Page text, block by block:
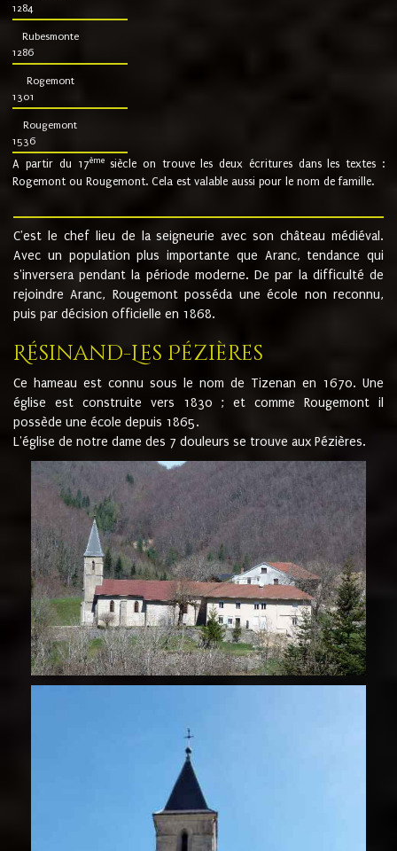
1284
Rubesmonte
1286
Rogemont
1301
Rougemont
1536
A partir du 17ème siècle on trouve les deux écritures dans les textes :
Rogemont ou Rougemont. Cela est valable aussi pour le nom de famille.
C'est le chef lieu de la seigneurie avec son château médiéval.
Avec un population plus importante que Aranc, tendance qui
s'inversera pendant la période moderne. De par la difficulté de
rejoindre Aranc, Rougemont posséda une école non reconnu,
puis par décision officielle en 1868.
Résinand-Les Pézières
Ce hameau est connu sous le nom de Tizenan en 1670. Une
église est construite vers 1830 ; et comme Rougemont il
possède une école depuis 1865.
L'église de notre dame des 7 douleurs se trouve aux Pézières.